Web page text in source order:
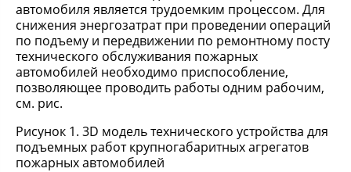
автомобиля является трудоемким процессом. Для
снижения энергозатрат при проведении операций
по подъему и передвижении по ремонтному посту
технического обслуживания пожарных
автомобилей необходимо приспособление,
позволяющее проводить работы одним рабочим,
см. рис.
Рисунок 1. 3D модель технического устройства для
подъемных работ крупногабаритных агрегатов
пожарных автомобилей